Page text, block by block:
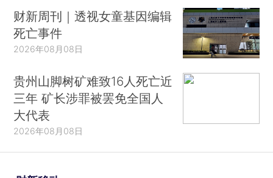
财新周刊｜透视女童基因编辑
死亡事件
2026年08月08日
贵州山脚树矿难致16人死亡近
三年 矿长涉罪被罢免全国人
大代表
2026年08月08日